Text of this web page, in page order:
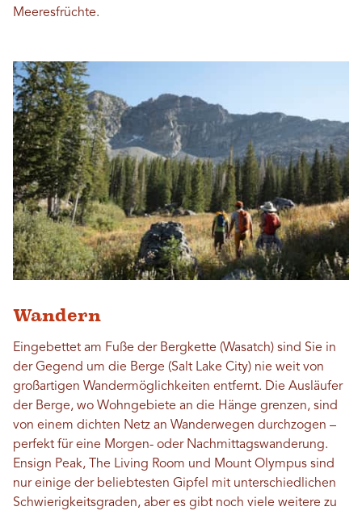
Meeresfrüchte.
Wandern
Eingebettet am Fuße der Bergkette (Wasatch) sind Sie in
der Gegend um die Berge (Salt Lake City) nie weit von
großartigen Wandermöglichkeiten entfernt. Die Ausläufer
der Berge, wo Wohngebiete an die Hänge grenzen, sind
von einem dichten Netz an Wanderwegen durchzogen –
perfekt für eine Morgen- oder Nachmittagswanderung.
Ensign Peak, The Living Room und Mount Olympus sind
nur einige der beliebtesten Gipfel mit unterschiedlichen
Schwierigkeitsgraden, aber es gibt noch viele weitere zu